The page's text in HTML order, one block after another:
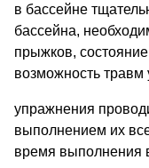
в бассейне
бассейна,
прыжков,
возможность
упражнения
выполнением их
время выполнения